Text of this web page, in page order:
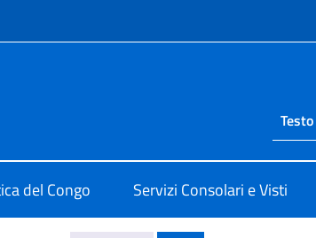
Cerca nel sito
del Congo Servizi Consolari e Visti